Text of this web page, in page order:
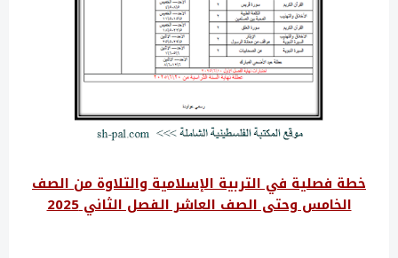
خطة فصلية في التربية الإسلامية والتلاوة من الصف
الخامس وحتى الصف العاشر الفصل الثاني 2025